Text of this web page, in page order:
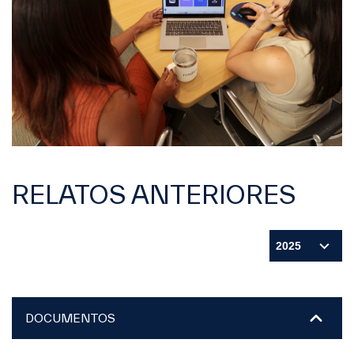
RELATOS ANTERIORES
DOCUMENTOS